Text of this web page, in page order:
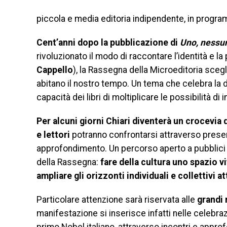
piccola e media editoria indipendente, in
Cent’anni dopo la pubblicazione di Uno,
rivoluzionato il modo di raccontare l’identità e
Cappello), la Rassegna della Microeditoria
abitano il nostro tempo. Un tema che celebra la
capacità dei libri di moltiplicare le possibilità di
Per alcuni giorni Chiari diventerà un
e lettori potranno confrontarsi attraverso
approfondimento. Un percorso aperto a
della Rassegna: fare della cultura uno spazio
ampliare gli orizzonti individuali e collettivi
Particolare attenzione sarà riservata alle grandi
manifestazione si inserisce infatti nelle